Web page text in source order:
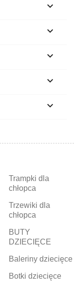





Trampki dla
chłopca
Trzewiki dla
chłopca
BUTY
DZIECIĘCE
Baleriny dziecięce
Botki dziecięce